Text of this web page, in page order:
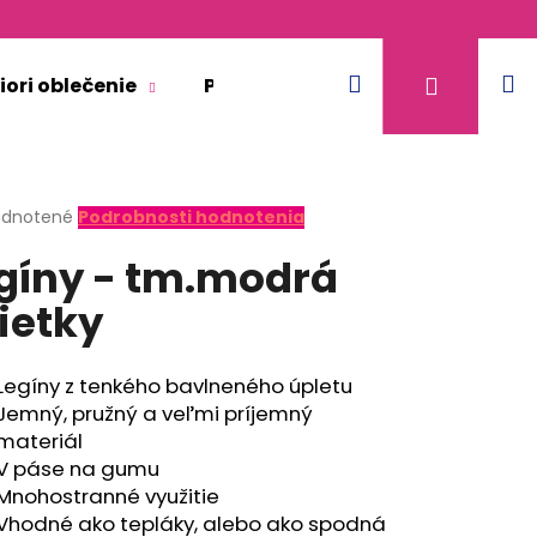
oblečenie Pre dospelých Doplnkový
Hľadať
Podrobnosti hodnotenia
- tm.modrá
z tenkého bavlneného úpletu
pružný a veľmi príjemný
páse na gumu
využitie
ako tepláky, alebo ako spodná
TENKÉ VÝSTRIH U